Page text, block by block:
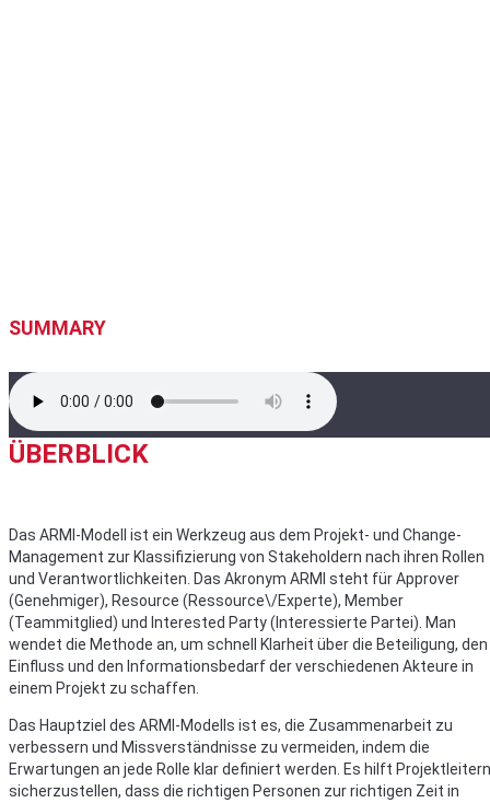
SUMMARY
ÜBERBLICK
Das ARMI-Modell ist ein Werkzeug aus dem Projekt- und Change-
Management zur Klassifizierung von Stakeholdern nach ihren Rollen
und Verantwortlichkeiten. Das Akronym ARMI steht für Approver
(Genehmiger), Resource (Ressource\/Experte), Member
(Teammitglied) und Interested Party (Interessierte Partei). Man
wendet die Methode an, um schnell Klarheit über die Beteiligung, den
Einfluss und den Informationsbedarf der verschiedenen Akteure in
einem Projekt zu schaffen.
Das Hauptziel des ARMI-Modells ist es, die Zusammenarbeit zu
verbessern und Missverständnisse zu vermeiden, indem die
Erwartungen an jede Rolle klar definiert werden. Es hilft Projektleitern
sicherzustellen, dass die richtigen Personen zur richtigen Zeit in